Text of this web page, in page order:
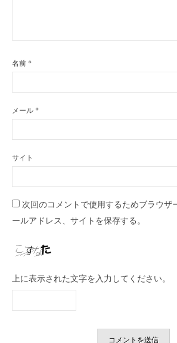
名前 *
メール *
サイト
次回のコメントで使用するためブラウザ
ールアドレス、サイトを保存する。
上に表示された文字を入力してください。